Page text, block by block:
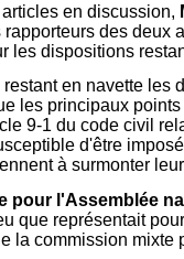
en discussion,
des
les dispositions
en navette
les principaux
9-1 du code civil
d'être
à surmonter
pour l'Assemblée
que représentait
la commission mixte